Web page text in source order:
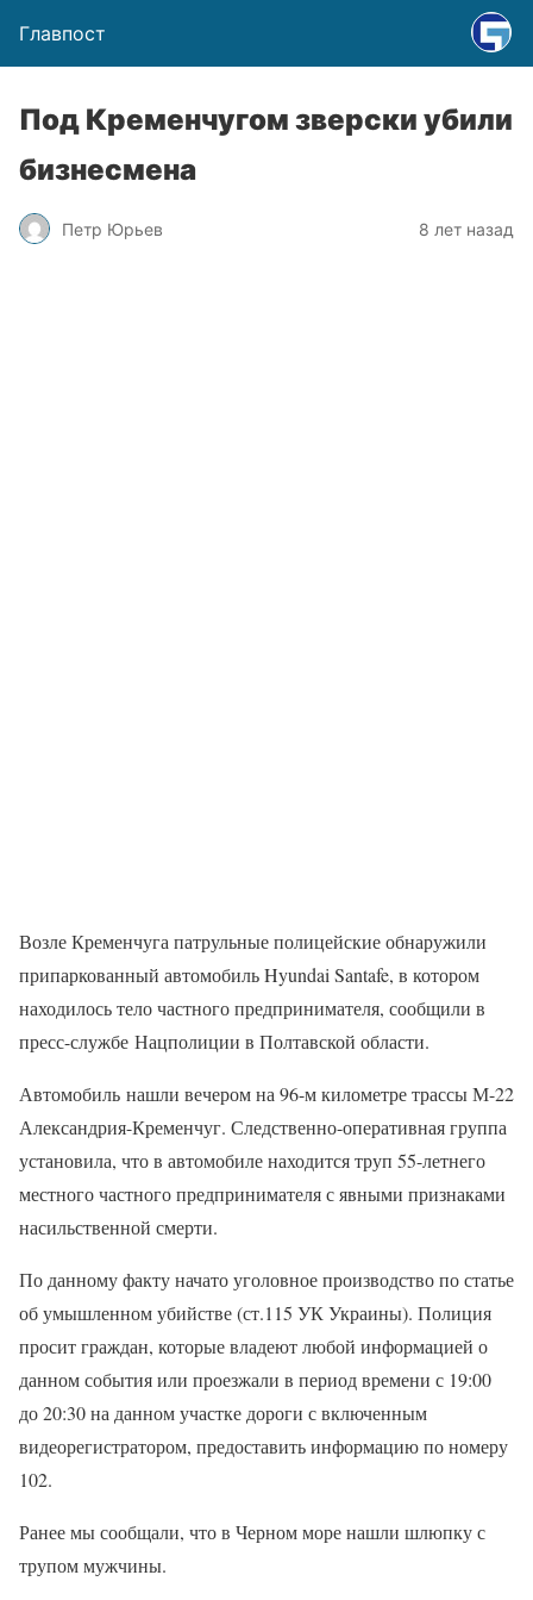
Главпост
Под Кременчугом зверски убили
бизнесмена
Петр Юрьев 8 лет назад
Возле Кременчуга патрульные полицейские обнаружили
припаркованный автомобиль Hyundai Santafe, в котором
находилось тело частного предпринимателя, сообщили в
пресс-службе Нацполиции в Полтавской области.
Автомобиль нашли вечером на 96-м километре трассы М-22
Александрия-Кременчуг. Следственно-оперативная группа
установила, что в автомобиле находится труп 55-летнего
местного частного предпринимателя с явными признаками
насильственной смерти.
По данному факту начато уголовное производство по статье
об умышленном убийстве (ст.115 УК Украины). Полиция
просит граждан, которые владеют любой информацией о
данном события или проезжали в период времени с 19:00
до 20:30 на данном участке дороги с включенным
видеорегистратором, предоставить информацию по номеру
102.
Ранее мы сообщали, что в Черном море нашли шлюпку с
трупом мужчины.